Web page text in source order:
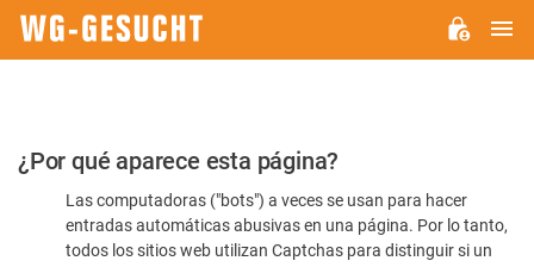
Por
favor,
confirme
¿Por qué aparece esta página?
Las computadoras ("bots") a veces se usan para hacer
entradas automáticas abusivas en una página. Por lo tanto,
todos los sitios web utilizan Captchas para distinguir si un